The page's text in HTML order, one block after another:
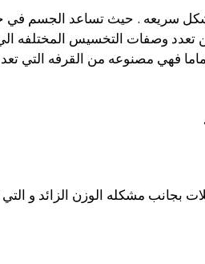
بشكل سريعه . حيث تساعد الجسم في
تعدد وصفات التخسيس المختلفه
فهي مصنوعه من القرفه التي تعد
بجانب مشكله الوزن الزائد و